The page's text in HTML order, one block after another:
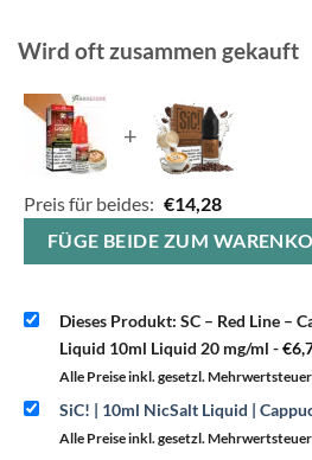
Wird oft zusammen gekauft
+
Preis für beides: €14,28
FÜGE BEIDE ZUM
Dieses Produkt: SC – Red Line –
Liquid 10ml Liquid 20 mg/ml -€
Alle Preise inkl. gesetzl.
SiC! | 10ml NicSalt Liquid |
Alle Preise inkl. gesetzl.